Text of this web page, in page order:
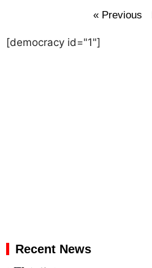
« Previous
[democracy id="1"]
Recent News